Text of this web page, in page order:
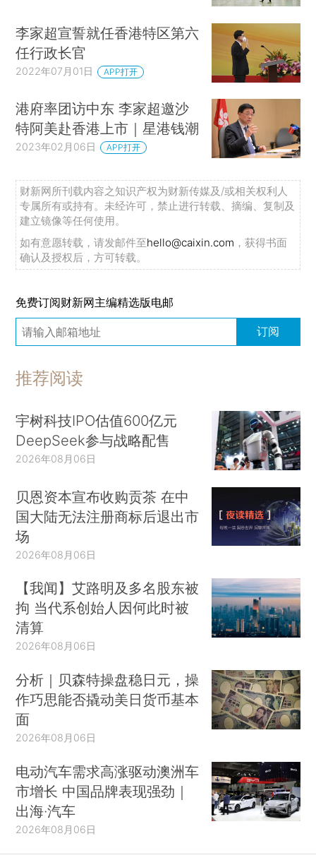
李家超宣誓就任香港特区第六
任行政长官
2022年07月01日 APP打开
港府率团访中东 李家超邀沙
特阿美赴香港上市｜星港钱潮
2023年02月06日 APP打开
财新网所刊载内容之知识产权为财新传媒及/或相关权利人
专属所有或持有。未经许可，禁止进行转载、摘编、复制及
建立镜像等任何使用。
如有意愿转载，请发邮件至hello@caixin.com ，获得书面
确认及授权后，方可转载。
免费订阅财新网主编精选版电邮
订阅
推荐阅读
宇树科技IPO估值600亿元
DeepSeek参与战略配售
2026年08月06日
贝恩资本宣布收购贡茶 在中
国大陆无法注册商标后退出市
场
2026年08月06日
【我闻】艾路明及多名股东被
拘 当代系创始人因何此时被
清算
2026年08月06日
分析｜贝森特操盘稳日元，操
作巧思能否撬动美日货币基本
面
2026年08月06日
电动汽车需求高涨驱动澳洲车
市增长 中国品牌表现强劲｜
出海·汽车
2026年08月06日